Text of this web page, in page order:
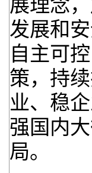
展理念
发展和
自主可
策，持
业、稳
强国内
局。